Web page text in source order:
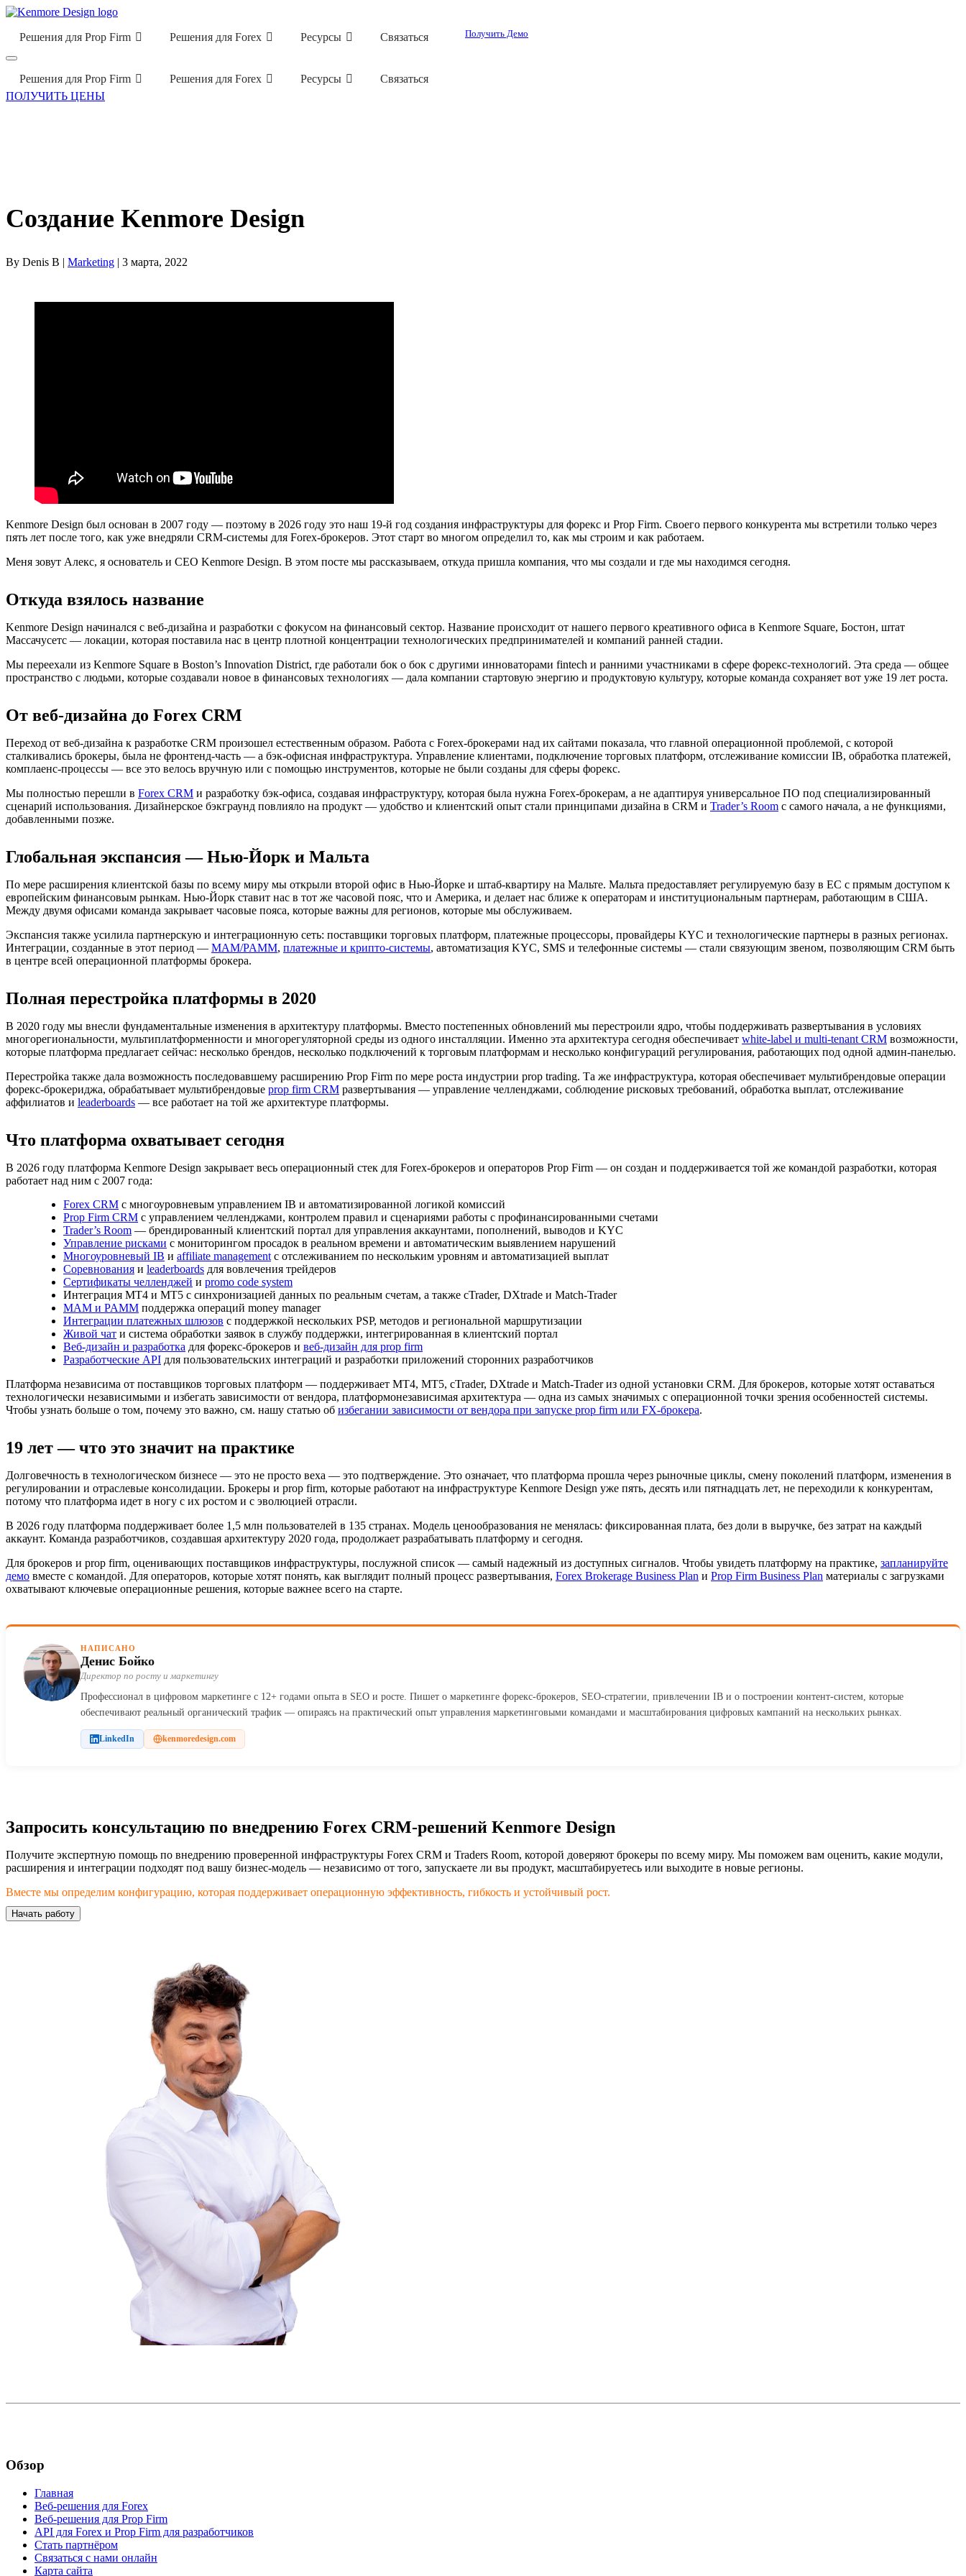
Решения для Prop Firm Решения для Forex Ресурсы Связаться Получить Демо
Решения для Prop Firm Решения для Forex Ресурсы
Связаться
ПОЛУЧИТЬ ЦЕНЫ
Создание Kenmore Design
By Denis B | Marketing | 3 марта, 2022
Kenmore Design был основан в 2007 году — поэтому в 2026 году это наш 19-й год создания инфраструктуры для форекс и Prop Firm. Своего первого конкурента мы встретили только через
пять лет после того, как уже внедряли CRM-системы для Forex-брокеров. Этот старт во многом определил то, как мы строим и как работаем.
Меня зовут Алекс, я основатель и CEO Kenmore Design. В этом посте мы рассказываем, откуда пришла компания, что мы создали и где мы находимся сегодня.
Откуда взялось название
Kenmore Design начинался с веб-дизайна и разработки с фокусом на финансовый сектор. Название происходит от нашего первого креативного офиса в Kenmore Square, Бостон, штат
Массачусетс — локации, которая поставила нас в центр плотной концентрации технологических предпринимателей и компаний ранней стадии.
Мы переехали из Kenmore Square в Boston’s Innovation District, где работали бок о бок с другими инноваторами fintech и ранними участниками в сфере форекс-технологий. Эта среда — общее
пространство с людьми, которые создавали новое в финансовых технологиях — дала компании стартовую энергию и продуктовую культуру, которые команда сохраняет вот уже 19 лет роста.
От веб-дизайна до Forex CRM
Переход от веб-дизайна к разработке CRM произошел естественным образом. Работа с Forex-брокерами над их сайтами показала, что главной операционной проблемой, с которой
сталкивались брокеры, была не фронтенд-часть — а бэк-офисная инфраструктура. Управление клиентами, подключение торговых платформ, отслеживание комиссии IB, обработка платежей,
комплаенс-процессы — все это велось вручную или с помощью инструментов, которые не были созданы для сферы форекс.
Мы полностью перешли в Forex CRM и разработку бэк-офиса, создавая инфраструктуру, которая была нужна Forex-брокерам, а не адаптируя универсальное ПО под специализированный
сценарий использования. Дизайнерское бэкграунд повлияло на продукт — удобство и клиентский опыт стали принципами дизайна в CRM и Trader’s Room с самого начала, а не функциями,
добавленными позже.
Глобальная экспансия — Нью-Йорк и Мальта
По мере расширения клиентской базы по всему миру мы открыли второй офис в Нью-Йорке и штаб-квартиру на Мальте. Мальта предоставляет регулируемую базу в ЕС с прямым доступом к
европейским финансовым рынкам. Нью-Йорк ставит нас в тот же часовой пояс, что и Америка, и делает нас ближе к операторам и институциональным партнерам, работающим в США.
Между двумя офисами команда закрывает часовые пояса, которые важны для регионов, которые мы обслуживаем.
Экспансия также усилила партнерскую и интеграционную сеть: поставщики торговых платформ, платежные процессоры, провайдеры KYC и технологические партнеры в разных регионах.
Интеграции, созданные в этот период — MAM/PAMM, платежные и крипто-системы, автоматизация KYC, SMS и телефонные системы — стали связующим звеном, позволяющим CRM быть
в центре всей операционной платформы брокера.
Полная перестройка платформы в 2020
В 2020 году мы внесли фундаментальные изменения в архитектуру платформы. Вместо постепенных обновлений мы перестроили ядро, чтобы поддерживать развертывания в условиях
многорегиональности, мультиплатформенности и многорегуляторной среды из одного инсталляции. Именно эта архитектура сегодня обеспечивает white-label и multi-tenant CRM возможности,
которые платформа предлагает сейчас: несколько брендов, несколько подключений к торговым платформам и несколько конфигураций регулирования, работающих под одной админ-панелью.
Перестройка также дала возможность последовавшему расширению Prop Firm по мере роста индустрии prop trading. Та же инфраструктура, которая обеспечивает мультибрендовые операции
форекс-брокериджа, обрабатывает мультибрендовые prop firm CRM развертывания — управление челленджами, соблюдение рисковых требований, обработка выплат, отслеживание
аффилиатов и leaderboards — все работает на той же архитектуре платформы.
Что платформа охватывает сегодня
В 2026 году платформа Kenmore Design закрывает весь операционный стек для Forex-брокеров и операторов Prop Firm — он создан и поддерживается той же командой разработки, которая
работает над ним с 2007 года:
Forex CRM с многоуровневым управлением IB и автоматизированной логикой комиссий
Prop Firm CRM с управлением челленджами, контролем правил и сценариями работы с профинансированными счетами
Trader’s Room — брендированный клиентский портал для управления аккаунтами, пополнений, выводов и KYC
Управление рисками с мониторингом просадок в реальном времени и автоматическим выявлением нарушений
Многоуровневый IB и affiliate management с отслеживанием по нескольким уровням и автоматизацией выплат
Соревнования и leaderboards для вовлечения трейдеров
Сертификаты челленджей и promo code system
Интеграция MT4 и MT5 с синхронизацией данных по реальным счетам, а также cTrader, DXtrade и Match-Trader
MAM и PAMM поддержка операций money manager
Интеграции платежных шлюзов с поддержкой нескольких PSP, методов и региональной маршрутизации
Живой чат и система обработки заявок в службу поддержки, интегрированная в клиентский портал
Веб-дизайн и разработка для форекс-брокеров и веб-дизайн для prop firm
Разработческие API для пользовательских интеграций и разработки приложений сторонних разработчиков
Платформа независима от поставщиков торговых платформ — поддерживает MT4, MT5, cTrader, DXtrade и Match-Trader из одной установки CRM. Для брокеров, которые хотят оставаться
технологически независимыми и избегать зависимости от вендора, платформонезависимая архитектура — одна из самых значимых с операционной точки зрения особенностей системы.
Чтобы узнать больше о том, почему это важно, см. нашу статью об избегании зависимости от вендора при запуске prop firm или FX-брокера.
19 лет — что это значит на практике
Долговечность в технологическом бизнесе — это не просто веха — это подтверждение. Это означает, что платформа прошла через рыночные циклы, смену поколений платформ, изменения в
регулировании и отраслевые консолидации. Брокеры и prop firm, которые работают на инфраструктуре Kenmore Design уже пять, десять или пятнадцать лет, не переходили к конкурентам,
потому что платформа идет в ногу с их ростом и с эволюцией отрасли.
В 2026 году платформа поддерживает более 1,5 млн пользователей в 135 странах. Модель ценообразования не менялась: фиксированная плата, без доли в выручке, без затрат на каждый
аккаунт. Команда разработчиков, создавшая архитектуру 2020 года, продолжает разрабатывать платформу и сегодня.
Для брокеров и prop firm, оценивающих поставщиков инфраструктуры, послужной список — самый надежный из доступных сигналов. Чтобы увидеть платформу на практике, запланируйте
демо вместе с командой. Для операторов, которые хотят понять, как выглядит полный процесс развертывания, Forex Brokerage Business Plan и Prop Firm Business Plan материалы с загрузками
охватывают ключевые операционные решения, которые важнее всего на старте.
НАПИСАНО
Денис Бойко
Директор по росту и маркетингу
Профессионал в цифровом маркетинге с 12+ годами опыта в SEO и росте. Пишет о маркетинге форекс-брокеров, SEO-стратегии, привлечении IB и о построении контент-систем, которые
обеспечивают реальный органический трафик — опираясь на практический опыт управления маркетинговыми командами и масштабирования цифровых кампаний на нескольких рынках.
LinkedIn kenmoredesign.com
Запросить консультацию по внедрению Forex CRM-решений Kenmore Design
Получите экспертную помощь по внедрению проверенной инфраструктуры Forex CRM и Traders Room, которой доверяют брокеры по всему миру. Мы поможем вам оценить, какие модули,
расширения и интеграции подходят под вашу бизнес-модель — независимо от того, запускаете ли вы продукт, масштабируетесь или выходите в новые регионы.
Вместе мы определим конфигурацию, которая поддерживает операционную эффективность, гибкость и устойчивый рост.
Начать работу
Обзор
Главная
Веб-решения для Forex
Веб-решения для Prop Firm
API для Forex и Prop Firm для разработчиков
Стать партнёром
Связаться с нами онлайн
Карта сайта